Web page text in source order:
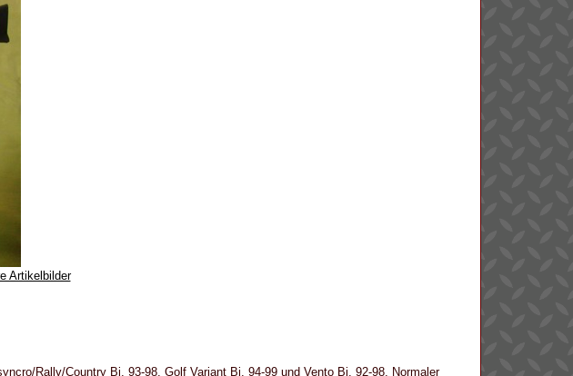
Artikelbilder
Rally/Country Bj. 93-98, Golf Variant Bj. 94-99 und Vento Bj. 92-98. Normaler